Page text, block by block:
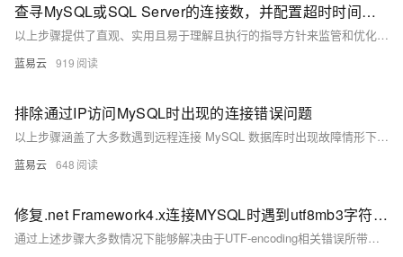
查寻MySQL或SQL Server的连接数，并配置超时时间和最大连接量
以上步骤提供了直观、实用且易于理解且执行的指导方针来监管和优化数据库服务器配置。务必记得，在做任何重要变更前备份相关配置文件，并确保理解每个参数对系统性能可能产生影响后再做出调节。
蓝易云 919
排除通过IP访问MySQL时出现的连接错误问题
以上步骤涵盖了大多数遇到远程连接 MySQL 数据库时出现故障情形下所需采取措施，在执行每个步骤后都应该重新尝试建立链接以验证是否已经解决问题，在多数情形下按照以上顺序执行将能够有效地排除并修复大多数基本链接相关故障。
蓝易云 648
修复.net Framework4.x连接MYSQL时遇到utf8mb3字符集不支持错误方案。
通过上述步骤大多数情况下能够解决由于UTF-encoding相关错误所带来影响，在实施过程当中要注意备份重要信息以防止意外发生造成无法挽回损失，并且逐一排查确认具体原因以采取针对性措施解除障碍。